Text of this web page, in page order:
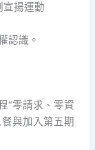
宣揚運動
認識。
“零請求、零資
與加入第五期